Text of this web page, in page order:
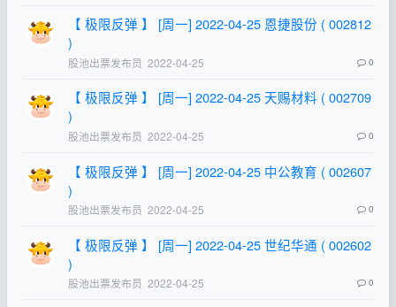
【 极限反弹 】 [周一] 2022-04-25 恩捷股份 ( 002812
)
股池出票发布员 2022-04-25 0
【 极限反弹 】 [周一] 2022-04-25 天赐材料 ( 002709
)
股池出票发布员 2022-04-25 0
【 极限反弹 】 [周一] 2022-04-25 中公教育 ( 002607
)
股池出票发布员 2022-04-25 0
【 极限反弹 】 [周一] 2022-04-25 世纪华通 ( 002602
)
股池出票发布员 2022-04-25 0